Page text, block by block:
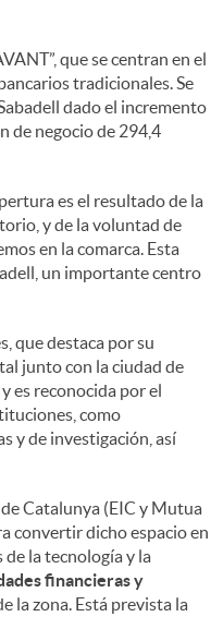
que se centran en el
tradicionales. Se
dado el incremento
de negocio de 294,4
es el resultado de la
y de la voluntad de
en la comarca. Esta
un importante centro
que destaca por su
junto con la ciudad de
es reconocida por el
como
y de investigación, así
Catalunya (EIC y Mutua
convertir dicho espacio en
la tecnología y la
financieras y
la zona. Está prevista la